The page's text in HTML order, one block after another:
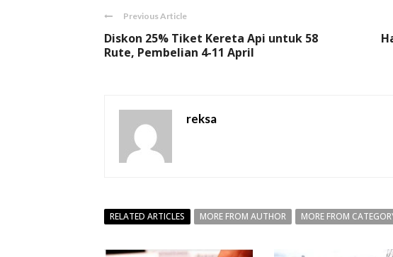
Previous Article
Diskon 25% Tiket Kereta Api untuk 58
Rute, Pembelian 4-11 April
reksa
RELATED ARTICLES MORE FROM AUTHOR MORE FROM